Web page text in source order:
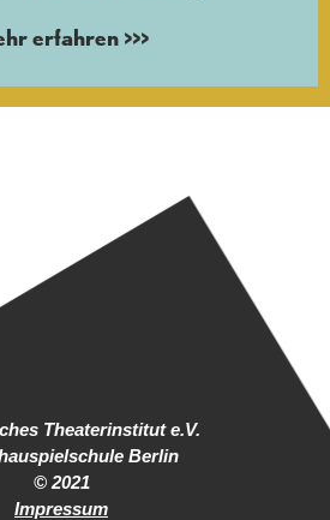
erfahren >>>
Theaterinstitut e.V.
Berlin
© 2021
Impressum